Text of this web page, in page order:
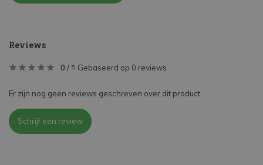
Reviews
0 / 5 Gebaseerd op 0 reviews
Er zijn nog geen reviews geschreven over dit product..
Schrijf een review